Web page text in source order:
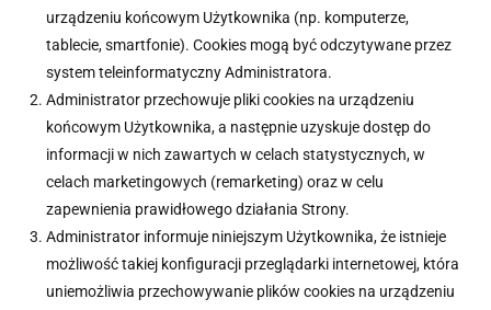
urządzeniu końcowym Użytkownika (np. komputerze,
tablecie, smartfonie). Cookies mogą być odczytywane przez
system teleinformatyczny Administratora.
Administrator przechowuje pliki cookies na urządzeniu
końcowym Użytkownika, a następnie uzyskuje dostęp do
informacji w nich zawartych w celach statystycznych, w
celach marketingowych (remarketing) oraz w celu
zapewnienia prawidłowego działania Strony.
Administrator informuje niniejszym Użytkownika, że istnieje
możliwość takiej konfiguracji przeglądarki internetowej, która
uniemożliwia przechowywanie plików cookies na urządzeniu